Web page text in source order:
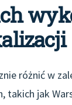
różnić w
jak